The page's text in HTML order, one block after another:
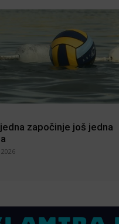
započinje još jedna